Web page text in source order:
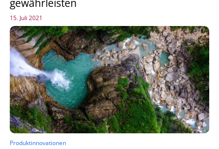
15. Juli 2021
Produktinnovationen